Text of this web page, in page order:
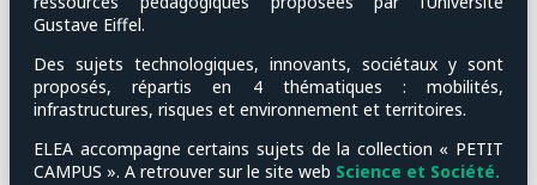
Gustave Eiffel.
Des sujets technologiques, innovants, sociétaux y sont
proposés, répartis en 4 thématiques : mobilités,
infrastructures, risques et environnement et territoires.
ELEA accompagne certains sujets de la collection « PETIT
CAMPUS ». A retrouver sur le site web Science et Société.